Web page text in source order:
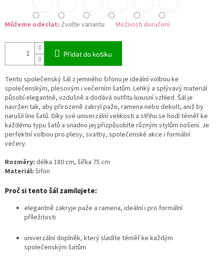
Můžeme odeslat: Zvolte variantu Možnosti doručení
Přidat do košíku
Tento společenský šál z jemného šifonu je ideální volbou ke
společenským, plesovým i večerním šatům. Lehký a splývavý materiál
působí elegantně, vzdušně a dodává outfitu luxusní vzhled. Šál je
navržen tak, aby přirozeně zakryl paže, ramena nebo dekolt, aniž by
narušil linii šatů. Díky své univerzální velikosti a střihu se hodí téměř ke
každému typu šatů a snadno jej přizpůsobíte různým stylům nošení. Je
perfektní volbou pro plesy, svatby, společenské akce i formální
večery.
Rozměry: délka 180 cm, šířka 75 cm
Materiál: šifon
Proč si tento šál zamilujete:
elegantně zakryje paže a ramena, ideální i pro formální
příležitosti
univerzální doplněk, který sladíte téměř ke každým
společenským šatům